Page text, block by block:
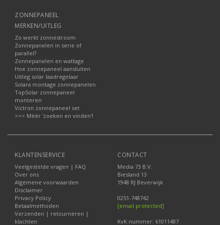
ZONNEPANEEL
MERKEN/UITLEG
Zo werkt zonnestroom
Zonnepanelen in serie of
parallel?
Zonnepanelen en wattage
Hoe zonnepaneel aansluiten
Uitleg solar laadregelaar
Solara montage zonnepanelen
TopSolar zonnepaneel
monteren
Victron zonnepaneel set
>>> Méér 'zoeken en vinden'!
KLANTENSERVICE
Veelgestelde vragen | FAQ
Over ons
Algemene voorwaarden
Disclaimer
Privacy Policy
Betaalmethoden
Verzenden | retourneren |
klachten
CONTACT
Media 73 B.V.
Biesland 13
1948 RJ Beverwijk
0251-748742
[email protected]
KvK nummer: 61011487